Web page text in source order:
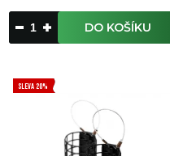
DO KOŠÍKU
SLEVA 20%